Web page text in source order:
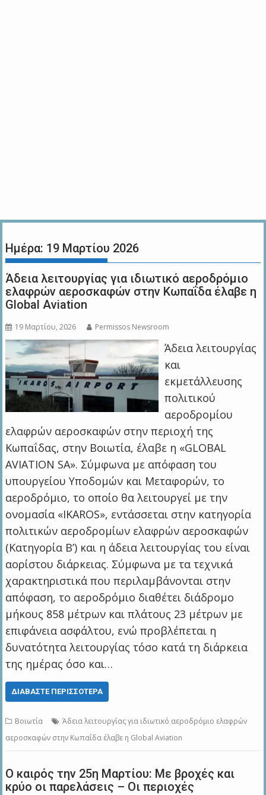
Ημέρα: 19 Μαρτίου 2026
Άδεια λειτουργίας για ιδιωτικό αεροδρόμιο
ελαφρών αεροσκαφών στην Κωπαΐδα έλαβε η
Global Aviation
19 Μαρτίου, 2026 Permissos Newsroom
Άδεια λειτουργίας
και
εκμετάλλευσης
πολιτικού
αεροδρομίου
ελαφρών αεροσκαφών στην περιοχή της
Κωπαΐδας, στην Βοιωτία, έλαβε η «GLOBAL
AVIATION SA». Σύμφωνα με απόφαση του
υπουργείου Υποδομών και Μεταφορών, το
αεροδρόμιο, το οποίο θα λειτουργεί με την
ονομασία «IKAROS», εντάσσεται στην κατηγορία
πολιτικών αεροδρομίων ελαφρών αεροσκαφών
(Κατηγορία Β’) και η άδεια λειτουργίας του είναι
αορίστου διάρκειας. Σύμφωνα με τα τεχνικά
χαρακτηριστικά που περιλαμβάνονται στην
απόφαση, το αεροδρόμιο διαθέτει διάδρομο
μήκους 858 μέτρων και πλάτους 23 μέτρων με
επιφάνεια ασφάλτου, ενώ προβλέπεται η
δυνατότητα λειτουργίας τόσο κατά τη διάρκεια
της ημέρας όσο και…
ΔΙΑΒΆΣΤΕ ΠΕΡΙΣΣΌΤΕΡΑ
Βοιωτία
Άδεια λειτουργίας για ιδιωτικό αεροδρόμιο ελαφρών
αεροσκαφών στην Κωπαΐδα έλαβε η Global Aviation
Ο καιρός την 25η Μαρτίου: Με βροχές και
κρύο οι παρελάσεις – Οι περιοχές